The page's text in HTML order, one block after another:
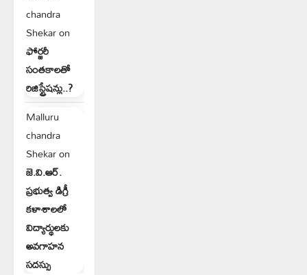
chandra
Shekaron
ఫోర్జరీ
సంతకాలతో
రిజిస్ట్రేషన్లు..?
Malluru
chandra
Shekaron
జె.వి.ఆర్.
ప్రభుత్వ డిగ్రీ
కళాశాలలో
విద్యార్థులకు
అవగాహన
సదస్సు